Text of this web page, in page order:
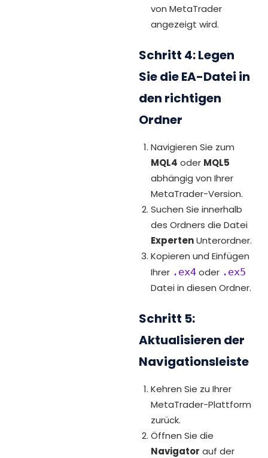
von MetaTrader
angezeigt wird.
Schritt 4: Legen
Sie die EA-Datei in
den richtigen
Ordner
Navigieren Sie zum
MQL4 oder MQL5
abhängig von Ihrer
MetaTrader-Version.
Suchen Sie innerhalb
des Ordners die Datei
ExpertenUnterordner.
Kopieren und Einfügen
Ihrer .ex4 oder .ex5
Datei in diesen Ordner.
Schritt 5:
Aktualisieren der
Navigationsleiste
Kehren Sie zu Ihrer
MetaTrader-Plattform
zurück.
Öffnen Sie die
Navigator auf der